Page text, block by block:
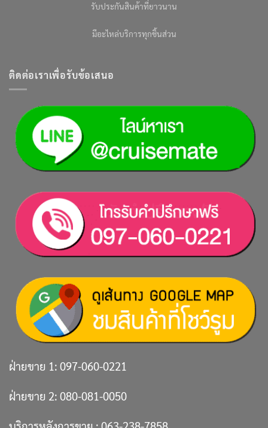
รับประกันสินค้าที่ยาวนาน
มีอะไหล่บริการทุกชิ้นส่วน
ติดต่อเราเพื่อรับข้อเสนอ
ฝ่ายขาย 1: 097-060-0221
ฝ่ายขาย 2: 080-081-0050